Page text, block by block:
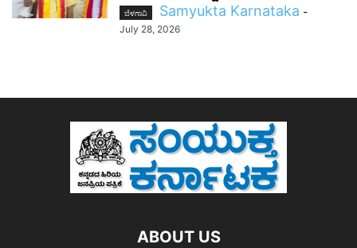
ಬೆಳಗಾವಿ Samyukta Karnataka -
July 28, 2026
ABOUT US